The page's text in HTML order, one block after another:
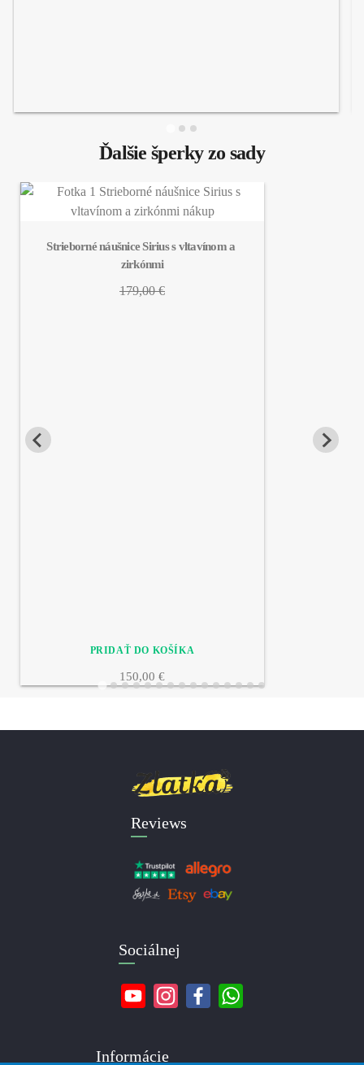
Ďalšie šperky zo sady
Strieborné náušnice Sirius s vltavínom a
zirkónmi
179,00 €
150,00 €
Reviews
Sociálnej
Informácie